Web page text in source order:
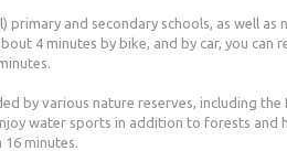
primary and secondary schools, as well
4 minutes by bike, and by car, you can
by various nature reserves, including
water sports in addition to forests and
16 minutes.